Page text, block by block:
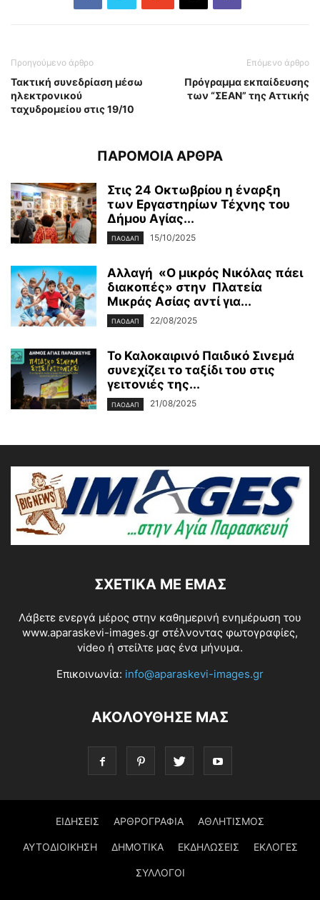
Προηγούμενο άρθρο
Τακτική συνεδρίαση μέσω
ηλεκτρονικού
ταχυδρομείου στις 19/10
Επόμενο άρθρο
Πρόγραμμα εκπαίδευσης
των “ΣΕΑΝ” της Αττικής
ΠΑΡΟΜΟΙΑ ΑΡΘΡΑ
Στις 24 Οκτωβρίου η έναρξη
των Εργαστηρίων Τέχνης του
Δήμου Αγίας...
ΠΑΟΔΑΠ 15/10/2025
Αλλαγή «Ο μικρός Νικόλας πάει
διακοπές» στην Πλατεία
Μικράς Ασίας αντί για...
ΠΑΟΔΑΠ 22/08/2025
Το Καλοκαιρινό Παιδικό Σινεμά
συνεχίζει το ταξίδι του στις
γειτονιές της...
ΠΑΟΔΑΠ 21/08/2025
ΣΧΕΤΙΚΆ ΜΕ ΕΜΆΣ
Λάβετε ενεργά μέρος στην καθημερινή ενημέρωση του
www.aparaskevi-images.gr στέλνοντας φωτογραφίες,
video ή στείλτε μας ένα μήνυμα.
Επικοινωνία: info@aparaskevi-images.gr
ΑΚΟΛΟΥΘΗΣΕ ΜΑΣ
ΕΙΔΗΣΕΙΣ ΑΡΘΡΟΓΡΑΦΙΑ ΑΘΛΗΤΙΣΜΟΣ
ΑΥΤΟΔΙΟΙΚΗΣΗ ΔΗΜΟΤΙΚΑ ΕΚΔΗΛΩΣΕΙΣ ΕΚΛΟΓΕΣ
ΣΥΛΛΟΓΟΙ